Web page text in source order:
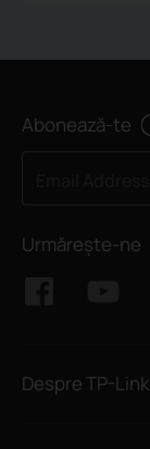
Abonează-te
Urmărește-ne
Despre TP-Link